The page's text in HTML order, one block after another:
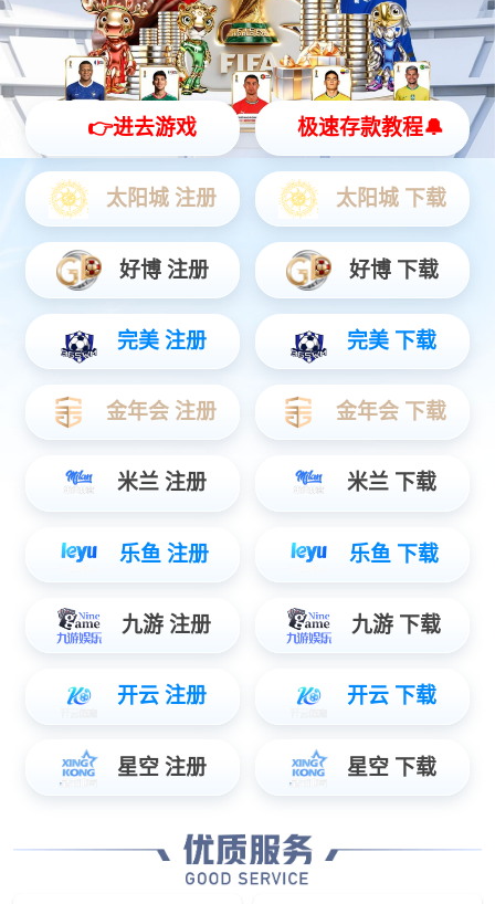
健身俱乐部，健身中心 星级酒店，商务会所
企业单位
公司级俱乐部
学校教育
运动院校，教育培训
产品中心
PRODUCT